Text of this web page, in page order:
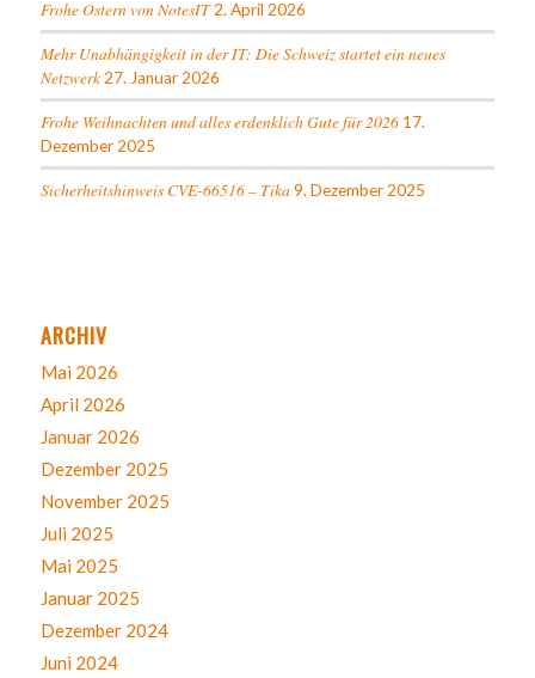
Frohe Ostern von NotesIT 2. April 2026
Mehr Unabhängigkeit in der IT: Die Schweiz startet ein neues
Netzwerk 27. Januar 2026
Frohe Weihnachten und alles erdenklich Gute für 2026 17.
Dezember 2025
Sicherheitshinweis CVE-66516 – Tika 9. Dezember 2025
ARCHIV
Mai 2026
April 2026
Januar 2026
Dezember 2025
November 2025
Juli 2025
Mai 2025
Januar 2025
Dezember 2024
Juni 2024